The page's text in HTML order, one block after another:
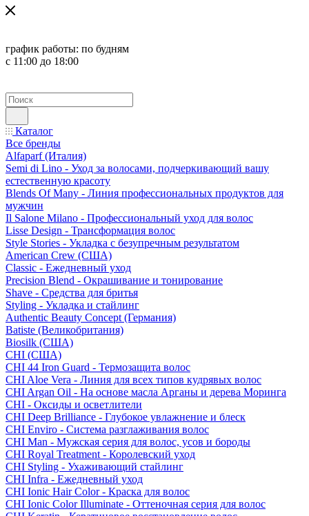
график работы: по будням
с 11:00 до 18:00
Каталог
Все бренды
Alfaparf (Италия)
Semi di Lino - Уход за волосами, подчеркивающий вашу
естественную красоту
Blends Of Many - Линия профессиональных продуктов для
мужчин
Il Salone Milano - Профессиональный уход для волос
Lisse Design - Трансформация волос
Style Stories - Укладка с безупречным результатом
American Crew (США)
Classic - Ежедневный уход
Precision Blend - Окрашивание и тонирование
Shave - Средства для бритья
Styling - Укладка и стайлинг
Authentic Beauty Concept (Германия)
Batiste (Великобритания)
Biosilk (США)
CHI (США)
CHI 44 Iron Guard - Термозащита волос
CHI Aloe Vera - Линия для всех типов кудрявых волос
CHI Argan Oil - На основе масла Арганы и дерева Моринга
CHI - Оксиды и осветлители
CHI Deep Brilliance - Глубокое увлажнение и блеск
CHI Enviro - Система разглаживания волос
CHI Man - Мужская серия для волос, усов и бороды
CHI Royal Treatment - Королевский уход
CHI Styling - Ухаживающий стайлинг
CHI Infra - Ежедневный уход
CHI Ionic Hair Color - Краска для волос
CHI Ionic Color Illuminate - Оттеночная серия для волос